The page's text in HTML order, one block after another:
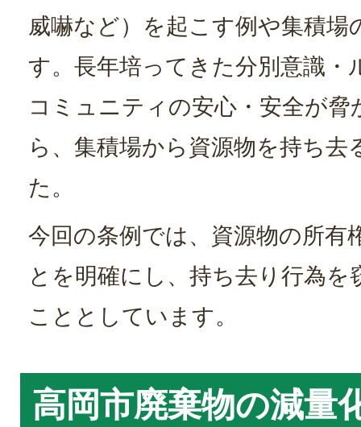
威嚇など）を起こす例や集積場
す。長年培ってきた分別意識・
コミュニティの安心・安全が
ら、集積場から資源物を持ち去
た。
今回の条例では、資源物の所有
とを明確にし、持ち去り行為を
こととしています。
高岡市廃棄物の減量